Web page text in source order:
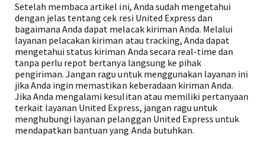
Setelah membaca artikel ini, Anda sudah mengetahui
dengan jelas tentang cek resi United Express dan
bagaimana Anda dapat melacak kiriman Anda. Melalui
layanan pelacakan kiriman atau tracking, Anda dapat
mengetahui status kiriman Anda secara real-time dan
tanpa perlu repot bertanya langsung ke pihak
pengiriman. Jangan ragu untuk menggunakan layanan ini
jika Anda ingin memastikan keberadaan kiriman Anda.
Jika Anda mengalami kesulitan atau memiliki pertanyaan
terkait layanan United Express, jangan ragu untuk
menghubungi layanan pelanggan United Express untuk
mendapatkan bantuan yang Anda butuhkan.